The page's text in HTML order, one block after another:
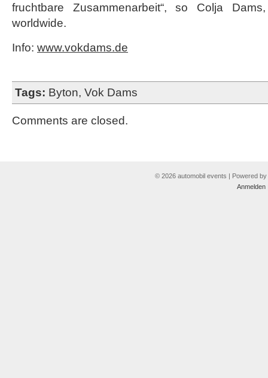
fruchtbare Zusammenarbeit“, so Colja
worldwide.
Info: www.vokdams.de
Tags: Byton, Vok Dams
Comments are closed.
© 2026 automobil events | Powered by
Anmelden|